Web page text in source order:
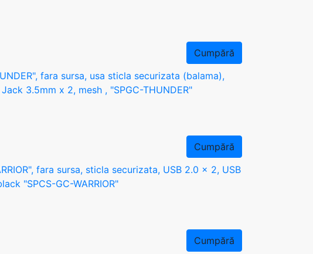
Cumpără
fara sursa, usa sticla securizata (balama),
3.5mm x 2, mesh , "SPGC-THUNDER"
Cumpără
fara sursa, sticla securizata, USB 2.0 x 2, USB
"SPCS-GC-WARRIOR"
Cumpără